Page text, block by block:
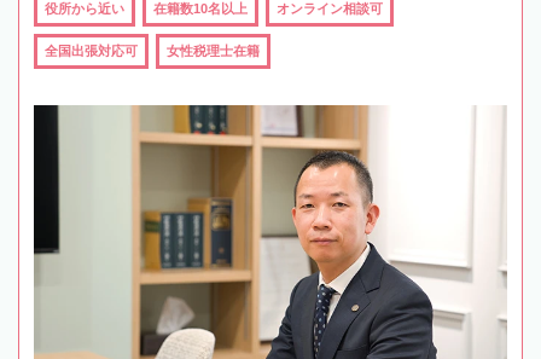
役所から近い 在籍数10名以上 オンライン相談可
全国出張対応可 女性税理士在籍